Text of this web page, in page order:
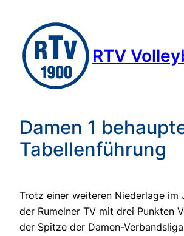
springen
RTV
Damen 1
Tabellenführung
Trotz einer weiteren Niederlage im
der Rumelner TV mit drei Punkten
der Spitze der Damen-